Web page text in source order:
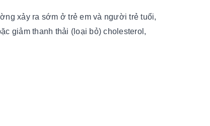
xảy ra sớm ở trẻ em và người trẻ tuổi,
giảm thanh thải (loại bỏ) cholesterol,